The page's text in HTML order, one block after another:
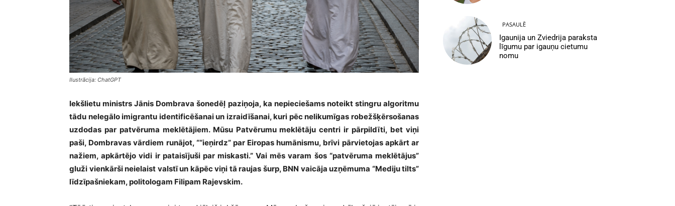
Ilustrācija: ChatGPT
Iekšlietu ministrs Jānis Dombrava šonedēļ paziņoja, ka nepieciešams noteikt stingru algoritmu
tādu nelegālo imigrantu identificēšanai un izraidīšanai, kuri pēc nelikumīgas robežšķērsošanas
uzdodas par patvēruma meklētājiem. Mūsu Patvērumu meklētāju centri ir pārpildīti, bet viņi
paši, Dombravas vārdiem runājot, ““ieņirdz” par Eiropas humānismu, brīvi pārvietojas apkārt ar
nažiem, apkārtējo vidi ir pataisījuši par miskasti.” Vai mēs varam šos “patvēruma meklētājus”
gluži vienkārši neielaist valstī un kāpēc viņi tā raujas šurp, BNN vaicāja uzņēmuma “Mediju tilts”
līdzīpašniekam, politologam Filipam Rajevskim.
PASAULĒ
Igaunija un Zviedrija paraksta
līgumu par igauņu cietumu
nomu